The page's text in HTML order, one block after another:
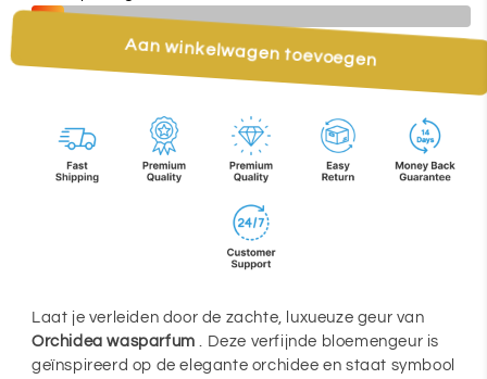
Aan winkelwagen toevoegen
Laat je verleiden door de zachte, luxueuze geur van
Orchidea wasparfum . Deze verfijnde bloemengeur is
geïnspireerd op de elegante orchidee en staat symbool